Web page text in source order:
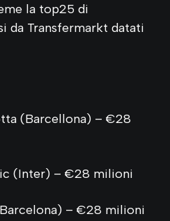
la top25 di
da Transfermarkt datati
(Barcellona) – €28
(Inter) – €28 milioni
– €28 milioni